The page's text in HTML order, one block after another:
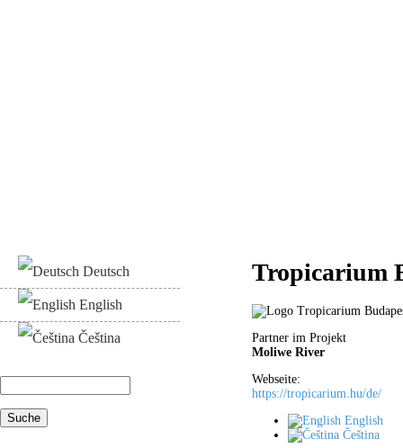
Deutsch
English
Čeština
Suchformular
Tropicarium
Partner im Projekt
Moliwe River
Webseite:
https://tropicarium.hu/de/
English
Čeština